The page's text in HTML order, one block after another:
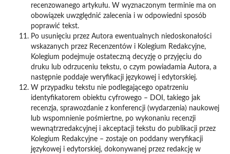
recenzowanego artykułu. W wyznaczonym terminie ma on
obowiązek uwzględnić zalecenia i w odpowiedni sposób
poprawić tekst.
Po usunięciu przez Autora ewentualnych niedoskonałości
wskazanych przez Recenzentów i Kolegium Redakcyjne,
Kolegium podejmuje ostateczną decyzję o przyjęciu do
druku lub odrzuceniu tekstu, o czym powiadamia Autora, a
następnie poddaje weryfikacji językowej i edytorskiej.
W przypadku tekstu nie podlegającego opatrzeniu
identyfikatorem obiektu cyfrowego – DOI, takiego jak
recenzja, sprawozdanie z konferencji (wydarzenia) naukowej
lub wspomnienie pośmiertne, po wykonaniu recenzji
wewnątrzredakcyjnej i akceptacji tekstu do publikacji przez
Kolegium Redakcyjne – zostaje on poddany weryfikacji
językowej i edytorskiej, dokonywanej przez redakcję w